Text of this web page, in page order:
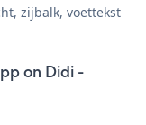
zijbalk, voettekst
on Didi -